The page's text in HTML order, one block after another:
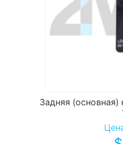
Задняя (основная)